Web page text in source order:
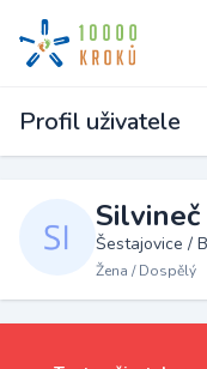
Profil uživatele
Silvineč
Šestajovice /
Žena / Dospělý